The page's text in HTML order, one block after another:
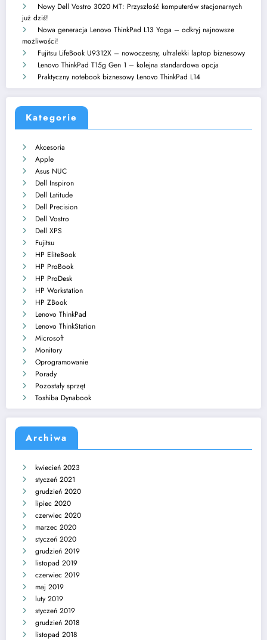
Nowy Dell Vostro 3020 MT: Przyszłość komputerów stacjonarnych
już dziś!
Nowa generacja Lenovo ThinkPad L13 Yoga – odkryj najnowsze
możliwości!
Fujitsu LifeBook U9312X – nowoczesny, ultralekki laptop biznesowy
Lenovo ThinkPad T15g Gen 1 – kolejna standardowa opcja
Praktyczny notebook biznesowy Lenovo ThinkPad L14
Kategorie
Akcesoria
Apple
Asus NUC
Dell Inspiron
Dell Latitude
Dell Precision
Dell Vostro
Dell XPS
Fujitsu
HP EliteBook
HP ProBook
HP ProDesk
HP Workstation
HP ZBook
Lenovo ThinkPad
Lenovo ThinkStation
Microsoft
Monitory
Oprogramowanie
Porady
Pozostały sprzęt
Toshiba Dynabook
Archiwa
kwiecień 2023
styczeń 2021
grudzień 2020
lipiec 2020
czerwiec 2020
marzec 2020
styczeń 2020
grudzień 2019
listopad 2019
czerwiec 2019
maj 2019
luty 2019
styczeń 2019
grudzień 2018
listopad 2018